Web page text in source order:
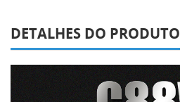
DETALHES DO PRODUTO